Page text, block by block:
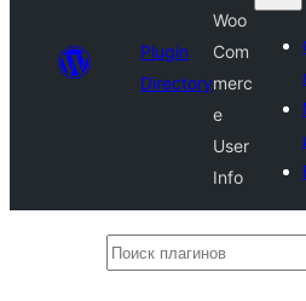
Plugin
Directory
Woo
Com
merc
e
User
Info
Поиск